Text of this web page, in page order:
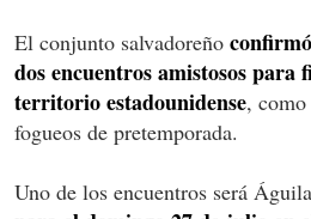
El conjunto salvadoreño
dos encuentros amistosos para
territorio estadounidense, como
fogueos de pretemporada.
Uno de los encuentros será